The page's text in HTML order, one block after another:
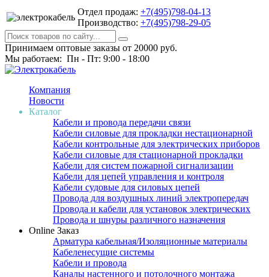
Отдел продаж: +7(495)798-04-13
Производство: +7(495)798-29-05
Принимаем оптовые заказы от 20000 руб.
Мы работаем: Пн - Пт: 9:00 - 18:00
Компания
Новости
Каталог
Кабели и провода передачи связи
Кабели силовые для прокладки нестационарной
Кабели контрольные для электрических приборов
Кабели силовые для стационарной прокладки
Кабели для систем пожарной сигнализации
Кабели для цепей управления и контроля
Кабели судовые для силовых цепей
Провода для воздушных линий электропередач
Провода и кабели для установок электрических
Провода и шнуры различного назначения
Online Заказ
Арматура кабельная/Изоляционные материалы
Кабеленесущие системы
Кабели и провода
Каналы настенного и потолочного монтажа